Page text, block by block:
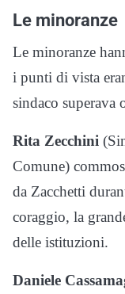
Le minoranze
Le minoranze
i punti di vista
sindaco superava
Rita Zecchini
Comune)
da Zacchetti
coraggio, la
delle istituzioni.
Daniele